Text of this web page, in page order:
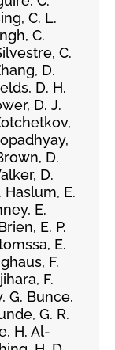
C. L.
C.
C.
D.
D. H.
D. J.
D.
D.
Haslum, E.
E.
E. P.
E.
F.
F.
G. Bunce,
G. R.
H. Al-